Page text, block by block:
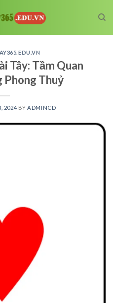
Tây: Tầm Quan
Phong Thuỷ
2024 BY ADMINCD